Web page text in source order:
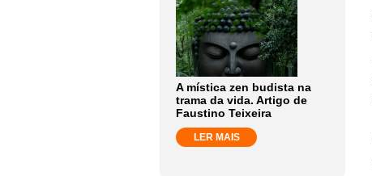
A mística zen budista na
trama da vida. Artigo de
Faustino Teixeira
LER MAIS